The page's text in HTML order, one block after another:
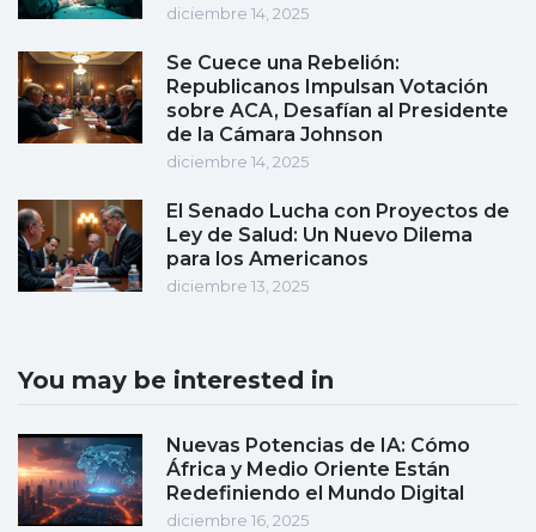
diciembre 14, 2025
Se Cuece una Rebelión:
Republicanos Impulsan Votación
sobre ACA, Desafían al Presidente
de la Cámara Johnson
diciembre 14, 2025
El Senado Lucha con Proyectos de
Ley de Salud: Un Nuevo Dilema
para los Americanos
diciembre 13, 2025
You may be interested in
Nuevas Potencias de IA: Cómo
África y Medio Oriente Están
Redefiniendo el Mundo Digital
diciembre 16, 2025